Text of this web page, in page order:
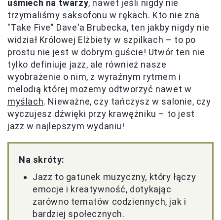
uśmiech na twarzy, nawet jeśli nigdy nie
trzymaliśmy saksofonu w rękach. Kto nie zna
"Take Five" Dave'a Brubecka, ten jakby nigdy nie
widział Królowej Elżbiety w szpilkach – to po
prostu nie jest w dobrym guście! Utwór ten nie
tylko definiuje jazz, ale również nasze
wyobrażenie o nim, z wyraźnym rytmem i
melodią której możemy odtworzyć nawet w
myślach. Nieważne, czy tańczysz w salonie, czy
wyczujesz dźwięki przy krawężniku – to jest
jazz w najlepszym wydaniu!
Na skróty:
Jazz to gatunek muzyczny, który łączy
emocje i kreatywność, dotykając
zarówno tematów codziennych, jak i
bardziej społecznych.